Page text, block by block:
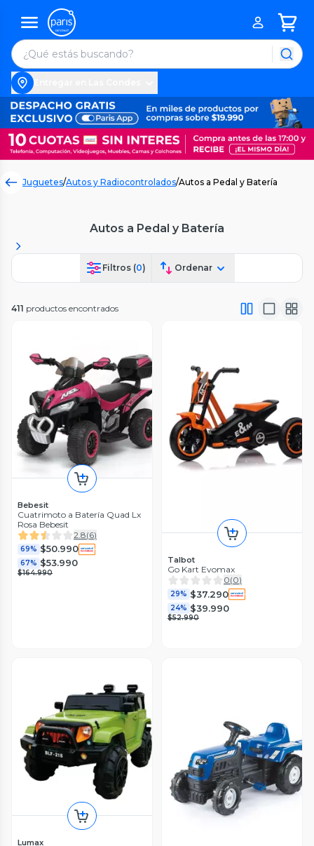
Juguetes/Autos y Radiocontrolados/Autos a Pedal y Batería
Autos a Pedal y Batería
Filtros (0) Ordenar
411 productos encontrados
Bebesit
Cuatrimoto a Batería Quad Lx
Rosa Bebesit
2.8(6)
69% $50.990
67% $53.990
$164.990
Talbot
Go Kart Evomax
0(0)
29% $37.290
24% $39.990
$52.990
Lumax